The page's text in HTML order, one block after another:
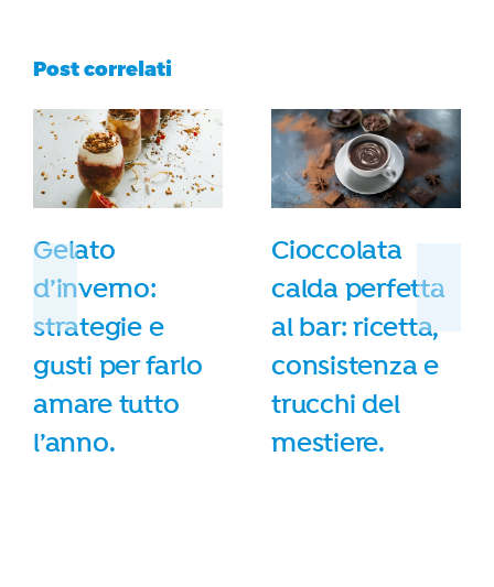
Post correlati
Gelato
d’inverno:
strategie e
gusti per farlo
amare tutto
l’anno.
Cioccolata
calda perfetta
al bar: ricetta,
consistenza e
trucchi del
mestiere.